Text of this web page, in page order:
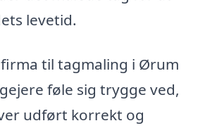
levetid.
til tagmaling i Ørum
føle sig trygge ved,
udført korrekt og